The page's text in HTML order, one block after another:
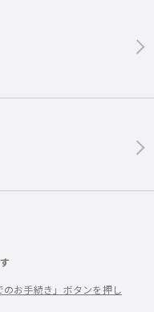
お手続き」ボタンを押し